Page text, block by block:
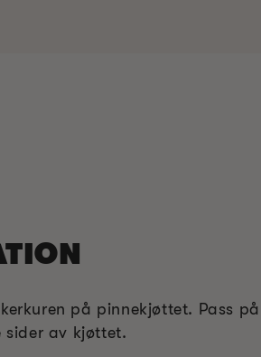
på pinnekjøttet. Pass
sider av kjøttet.